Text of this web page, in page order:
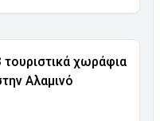
τουριστικά χωράφια
Αλαμινό